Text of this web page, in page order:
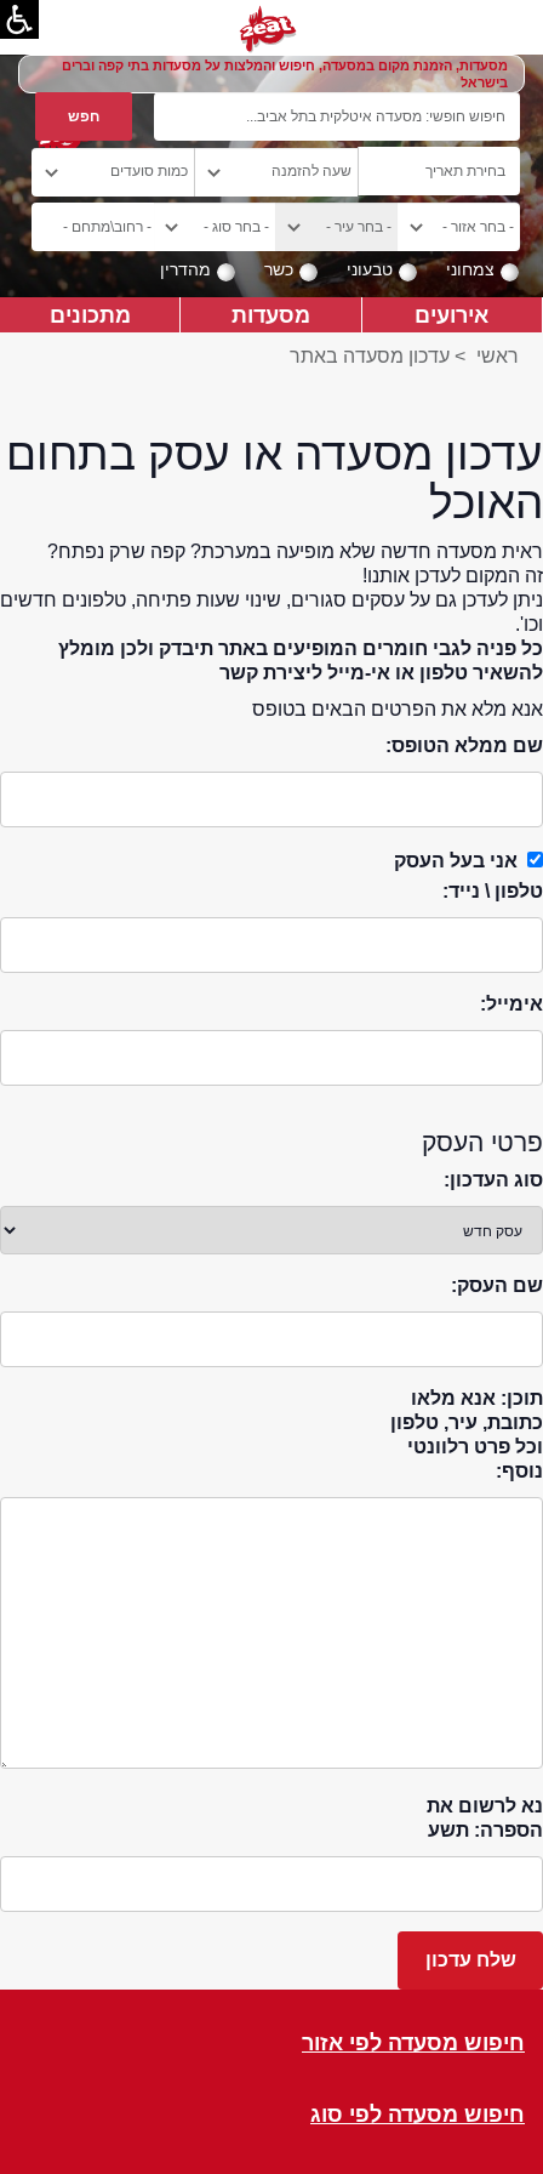
מסעדות, הזמנת מקום במסעדה, חיפוש והמלצות על מסעדות בתי קפה וברים
בישראל
צמחוני טבעוני כשר מהדרין
אירועים מסעדות מתכונים
ראשי > עדכון מסעדה באתר
עדכון מסעדה או עסק בתחום
האוכל
ראית מסעדה חדשה שלא מופיעה במערכת? קפה שרק נפתח?
זה המקום לעדכן אותנו!
ניתן לעדכן גם על עסקים סגורים, שינוי שעות פתיחה, טלפונים חדשים
וכו'.
כל פניה לגבי חומרים המופיעים באתר תיבדק ולכן מומלץ
להשאיר טלפון או אי-מייל ליצירת קשר
אנא מלא את הפרטים הבאים בטופס
שם ממלא הטופס:
אני בעל העסק
טלפון \ נייד:
אימייל:
פרטי העסק
סוג העדכון:
שם העסק:
תוכן: אנא מלאו
כתובת, עיר, טלפון
וכל פרט רלוונטי
נוסף:
נא לרשום את
הספרה: תשע
חיפוש מסעדה לפי אזור
חיפוש מסעדה לפי סוג